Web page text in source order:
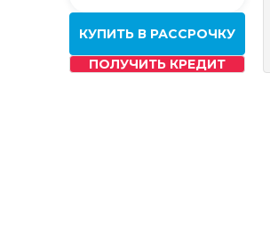
КУПИТЬ В РАССРОЧКУ
ПОЛУЧИТЬ КРЕДИТ